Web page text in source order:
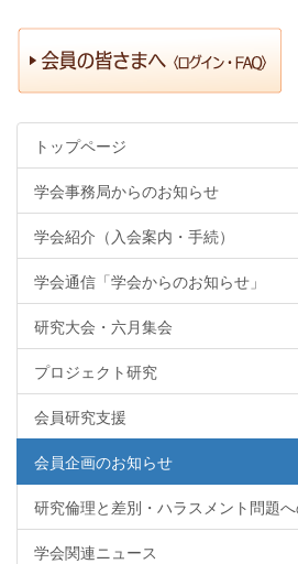
トップページ
学会事務局からのお知らせ
学会紹介（入会案内・手続）
学会通信「学会からのお知らせ」
研究大会・六月集会
プロジェクト研究
会員研究支援
会員企画のお知らせ
研究倫理と差別・ハラスメント問題
学会関連ニュース